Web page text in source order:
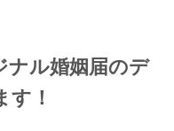
ナル婚姻届のデ
！